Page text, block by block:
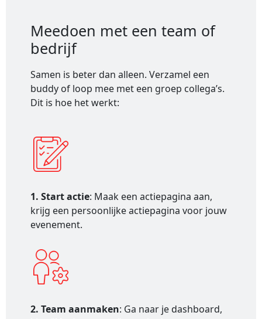
Meedoen met een team of
bedrijf
Samen is beter dan alleen. Verzamel een
buddy of loop mee met een groep collega’s.
Dit is hoe het werkt:
1. Start actie: Maak een actiepagina aan,
krijg een persoonlijke actiepagina voor jouw
evenement.
2. Team aanmaken: Ga naar je dashboard,